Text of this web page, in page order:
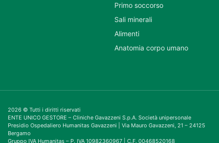
Primo soccorso
Sali minerali
Alimenti
Anatomia corpo umano
2026 © Tutti i diritti riservati
ENTE UNICO GESTORE – Cliniche Gavazzeni S.p.A. Società unipersonale
Presidio Ospedaliero Humanitas Gavazzeni | Via Mauro Gavazzeni, 21 – 24125
Bergamo
Gruppo IVA Humanitas – P. IVA 10982360967 | C.F. 00468520168